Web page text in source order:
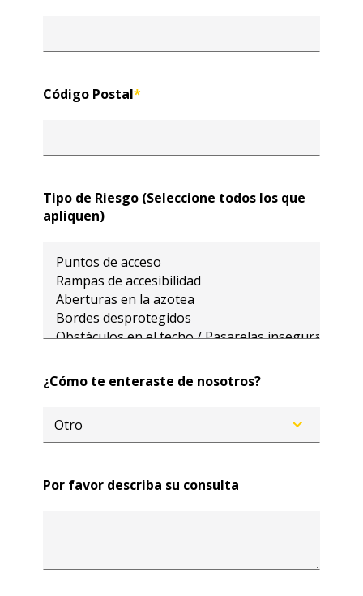
Código Postal*
Tipo de Riesgo (Seleccione todos los que
apliquen)
¿Cómo te enteraste de nosotros?
Por favor describa su consulta